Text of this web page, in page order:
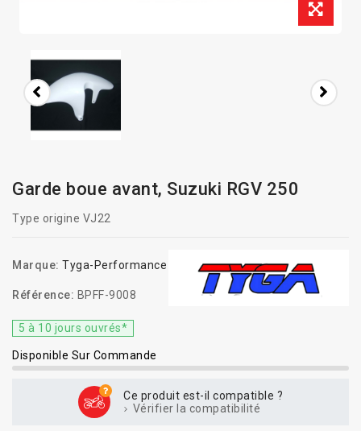
Garde boue avant, Suzuki RGV 250
Type origine VJ22
Marque: Tyga-Performance
Référence: BPFF-9008
5 à 10 jours ouvrés*
Disponible Sur Commande
Ce produit est-il compatible ?
Vérifier la compatibilité